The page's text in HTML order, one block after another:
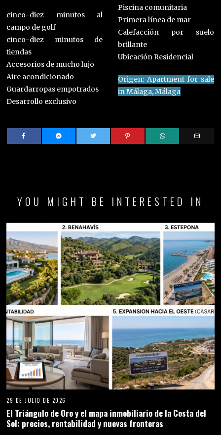
cinco-diez minutos al
campo de golf
cinco-diez minutos de
tiendas
Accesorios de mucho lujo
Aire acondicionado
Guardarropas empotrados
Desarrollo exclusivo
Piscina comunitaria
Primera línea de mar
Calefacción por suelo
brillante
Ubicación Residencial
Origen: Apartment for sale
in Málaga, Málaga
YOU MIGHT BE INTERESTED IN
29 DE JULIO DE 2026
El Triángulo de Oro y el mapa inmobiliario de la Costa del
Sol: precios, rentabilidad y nuevas fronteras